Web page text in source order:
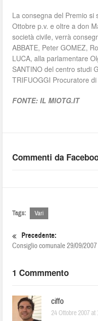
La consegna del Premio si
Ottobre p.v. e oltre a don
società civile, verrà
ABBATE, Peter GOMEZ,
LUCA, alla parlamentare
SANTINO del centro studi
TRIFUOGGI Procuratore
FONTE: IL MIOTG.IT
Commenti da
Tags: Vari
Precedente:
Consiglio comunale 29/09/2007
1 Commmento
ciffo
24 Ottobre 2007 at